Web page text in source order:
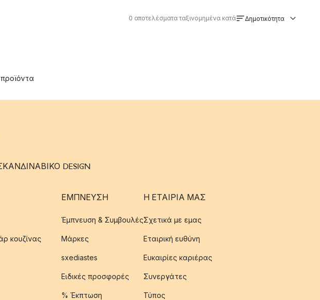
0 αποτελέσματα ταξινομημένα κατά Δημοτικότητα
DESIGN
κουζίνας
ΈΜΠΝΕΥΣΗ
Έμπνευση & Συμβουλές
Μάρκες
sxediastes
Ειδικές προσφορές
% Έκπτωση
Η ΕΤΑΊΡΙΑ ΜΑΣ
Σχετικά με εμας
Εταιρική ευθύνη
Ευκαιρίες καριέρας
Συνεργάτες
Τύπος